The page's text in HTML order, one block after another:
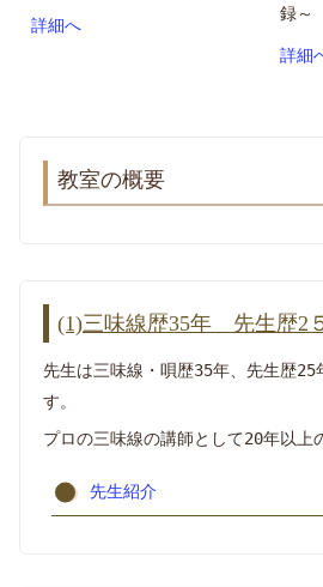
詳細へ
録～
詳細
教室の概要
(1)三味線歴35年 先生歴2
先生は三味線・唄歴35年、先生歴25
す。
プロの三味線の講師として20年以上
先生紹介